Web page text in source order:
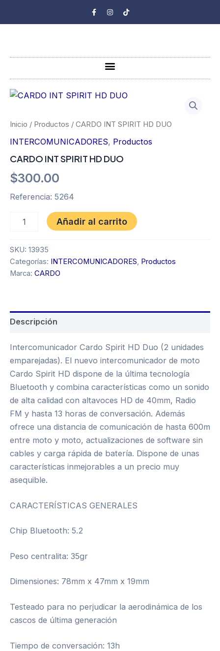
F
a
k
I
n
a
m
T
i
Menu
Inicio / Productos / CARDO INT SPIRIT HD DUO
INTERCOMUNICADORES, Productos
CARDO INT SPIRIT HD DUO
$300.00
Referencia: 5264
CARDO
HD
cantidad
Añadir al carrito
SKU: 13935
Categorías: INTERCOMUNICADORES Productos
Marca: CARDO
Descripción
Intercomunicador Cardo Spirit HD Duo (2 unidades
emparejadas). El nuevo intercomunicador de moto
Cardo Spirit HD dispone de la última tecnología
Bluetooth y combina características como un sonido
de alta calidad con altavoces HD de 40mm, Radio
FM y hasta 13 horas de conversación. Además
ofrece una distancia de comunicación de hasta 600m
entre moto y moto, actualizaciones de software sin
cables y carga rápida de batería. Dispone de unas
características inmejorables a un precio muy
asequible.
CARACTERÍSTICAS GENERALES
Chip Bluetooth: 5.2
Peso centralita: 35gr
Dimensiones: 78mm x 47mm x 19mm
Testeado para no perjudicar la aerodinámica de los
cascos de última generación
Tiempo de conversación: 13h